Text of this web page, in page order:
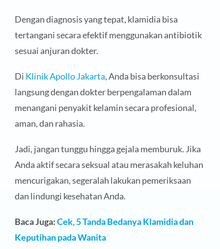
Dengan diagnosis yang tepat, klamidia bisa
tertangani secara efektif menggunakan antibiotik
sesuai anjuran dokter.
Di Klinik Apollo Jakarta, Anda bisa berkonsultasi
langsung dengan dokter berpengalaman dalam
menangani penyakit kelamin secara profesional,
aman, dan rahasia.
Jadi, jangan tunggu hingga gejala memburuk. Jika
Anda aktif secara seksual atau merasakah keluhan
mencurigakan, segeralah lakukan pemeriksaan
dan lindungi kesehatan Anda.
Baca Juga:Cek, 5 Tanda Bedanya Klamidia dan
Keputihan pada Wanita